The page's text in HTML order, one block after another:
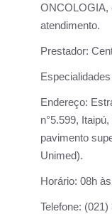
ONCOLOGIA,
atendimento.
Prestador:
Endereço:
n°5.599,
pavimento
Unimed).
Horário: 08h
Telefone: (021)